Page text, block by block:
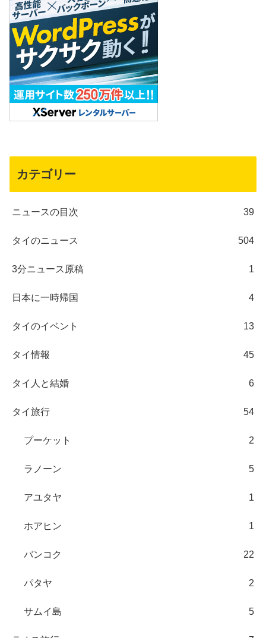
カテゴリー
ニュースの目次 39
タイのニュース 504
3分ニュース原稿 1
日本に一時帰国 4
タイのイベント 13
タイ情報 45
タイ人と結婚 6
タイ旅行 54
プーケット 2
ラノーン 5
アユタヤ 1
ホアヒン 1
バンコク 22
パタヤ 2
サムイ島 5